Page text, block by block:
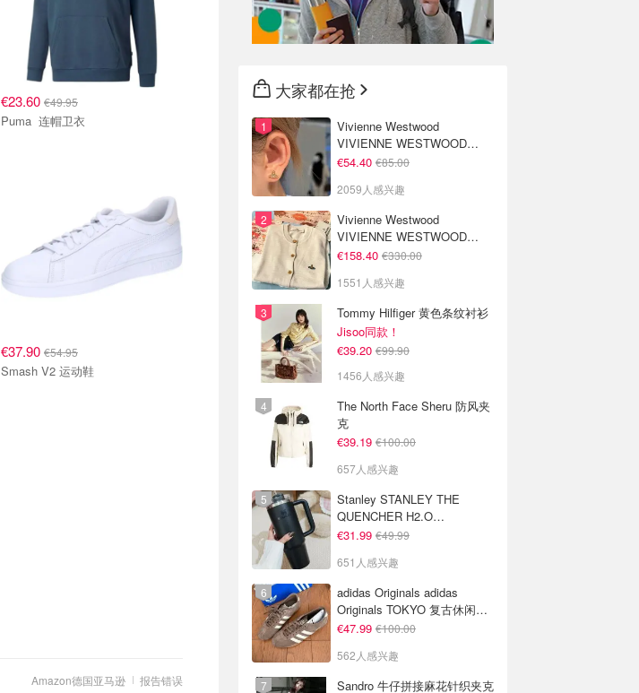
€23.60 €49.95
Puma 连帽卫衣
€37.90 €54.95
Smash V2 运动鞋
报告错误
Amazon德国亚马逊
大家都在抢
Vivienne Westwood
VIVIENNE WESTWOOD
Nano Solitaire 耳环
€54.40 €85.00
2059人感兴趣
Vivienne Westwood
VIVIENNE WESTWOOD
'Bea' 短款开衫
€158.40 €330.00
1551人感兴趣
Tommy Hilfiger 黄色条纹衬衫
Jisoo同款！
€39.20 €99.90
1456人感兴趣
The North Face Sheru 防风夹
克
€39.19 €100.00
657人感兴趣
Stanley STANLEY THE
QUENCHER H2.O
FLOWSTATE 保温杯 1.18L 黑
€31.99 €49.99
651人感兴趣
adidas Originals adidas
Originals TOKYO 复古休闲鞋
深棕色
€47.99 €100.00
562人感兴趣
Sandro 牛仔拼接麻花针织夹克